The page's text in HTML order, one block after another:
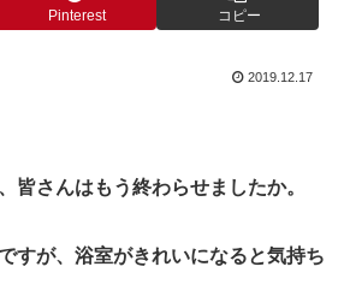
Pinterest コピー
2019.12.17
皆さんはもう終わらせましたか。
すが、 浴室がきれいになると気持ち